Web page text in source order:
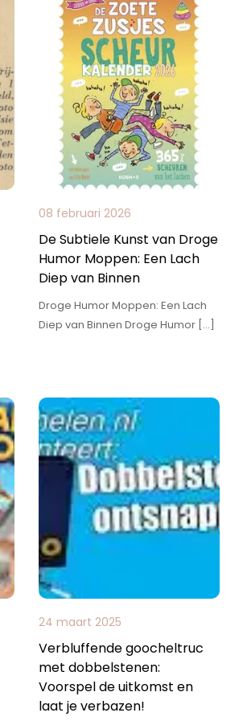
08 februari 2026
De Subtiele Kunst van Droge
Humor Moppen: Een Lach
Diep van Binnen
Droge Humor Moppen: Een Lach
Diep van Binnen Droge Humor […]
24 maart 2025
Verbluffende goocheltruc
met dobbelstenen:
Voorspel de uitkomst en
laat je verbazen!